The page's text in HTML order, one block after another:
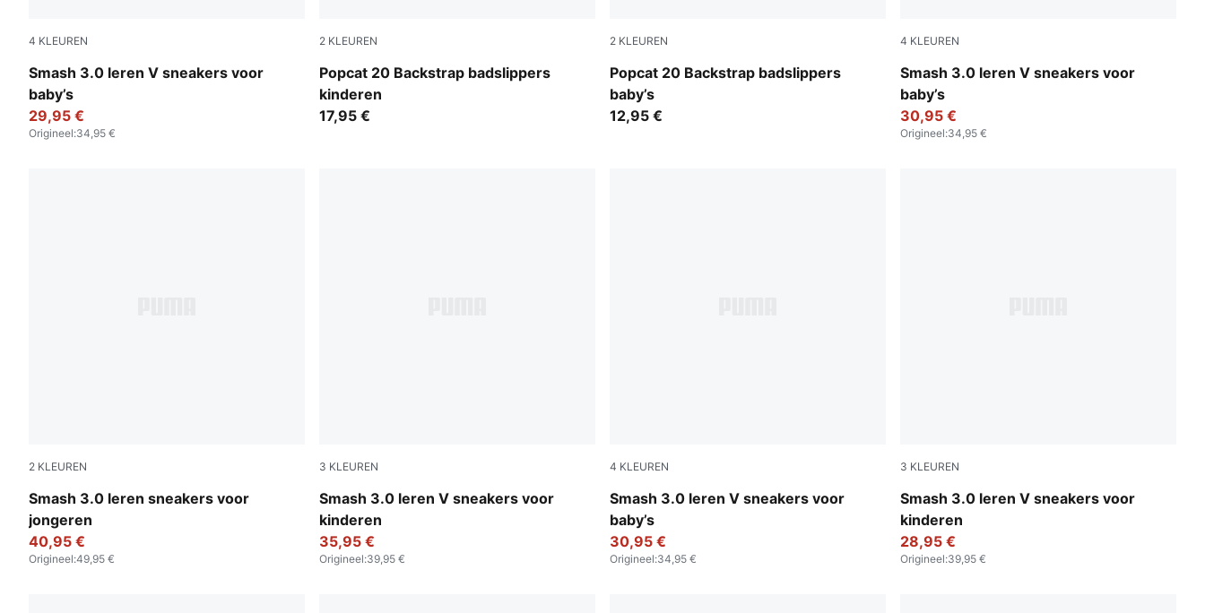
4 KLEUREN
Smash 3.0 leren V sneakers voor
baby’s
PUMA Black-Shadow Gray
29,95 €
Origineel:34,95 €
2 KLEUREN
Popcat 20 Backstrap badslippers
kinderen
PUMA White-Green Fruit-Racing Blue
17,95 €
2 KLEUREN
Popcat 20 Backstrap badslippers
baby’s
PUMA White-Wild Pink-Wild Pink
12,95 €
4 KLEUREN
Smash 3.0 leren V sneakers voor
baby’s
PUMA Black-PUMA White
30,95 €
Origineel:34,95 €
2 KLEUREN
Smash 3.0 leren sneakers voor
jongeren
PUMA Black-Shadow Gray
40,95 €
Origineel:49,95 €
3 KLEUREN
Smash 3.0 leren V sneakers voor
kinderen
PUMA Black-Shadow Gray
35,95 €
Origineel:39,95 €
4 KLEUREN
Smash 3.0 leren V sneakers voor
baby’s
PUMA White-Cool Light Gray
30,95 €
Origineel:34,95 €
3 KLEUREN
Smash 3.0 leren V sneakers voor
kinderen
PUMA Black-PUMA White
28,95 €
Origineel:39,95 €